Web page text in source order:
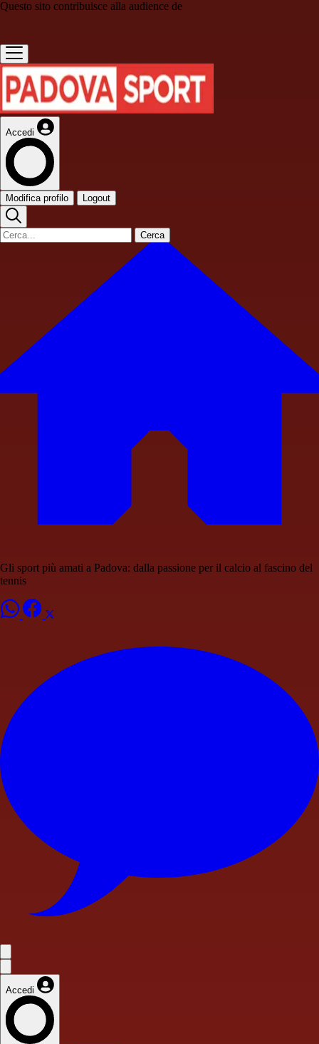
Questo sito contribuisce alla audience de
Accedi
Modifica profilo Logout
Cerca
Gli sport più amati a Padova: dalla passione per il calcio al fascino del
tennis
Accedi